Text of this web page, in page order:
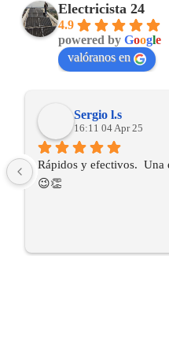
Electricista 24
4.9
powered by Google
valóranos en
Sergio l.s
16:11 04 Apr 25
Rápidos y efectivos.  Una
😉👏